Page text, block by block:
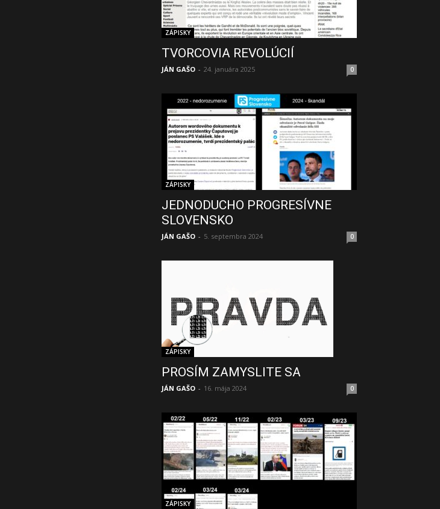
ZÁPISKY
TVORCOVIA REVOLÚCIÍ
JÁN GAŠO - 24. januára 2025 0
ZÁPISKY
JEDNODUCHO PROGRESÍVNE
SLOVENSKO
JÁN GAŠO - 5. septembra 2024 0
ZÁPISKY
PROSÍM ZAMYSLITE SA
JÁN GAŠO - 16. mája 2024 0
ZÁPISKY